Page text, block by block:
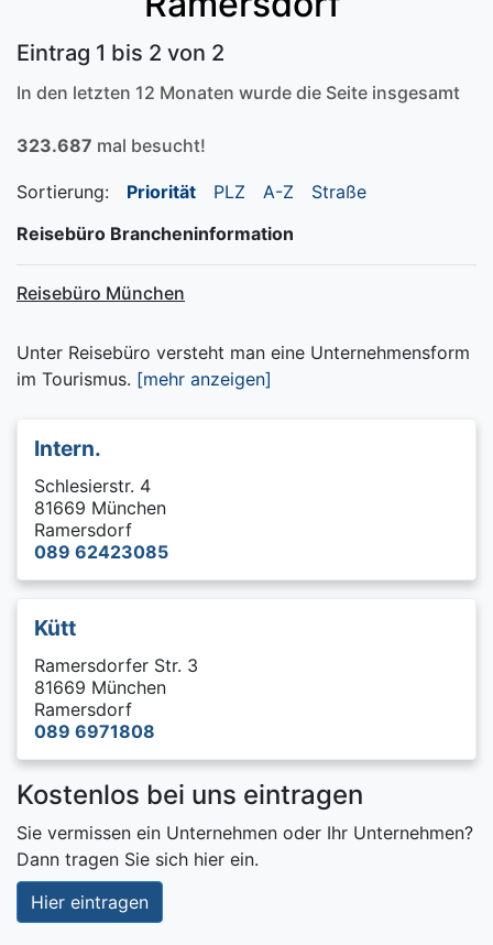
Eintrag 1 bis 2 von 2
In den letzten 12 Monaten wurde die Seite insgesamt
323.687 mal besucht!
Sortierung: Priorität PLZ A-Z
Straße
Reisebüro Brancheninformation
Reisebüro München
Unter Reisebüro versteht man eine Unternehmensform
im Tourismus. [mehr anzeigen]
Intern.
Schlesierstr. 4
81669 München
Ramersdorf
089 62423085
Kütt
Ramersdorfer Str. 3
81669 München
Ramersdorf
089 6971808
Kostenlos bei uns eintragen
Sie vermissen ein Unternehmen oder Ihr Unternehmen?
Dann tragen Sie sich hier ein.
Hier eintragen